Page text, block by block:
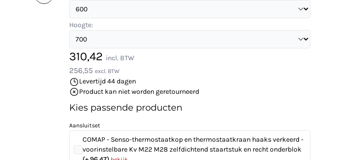
Hoogte:
310,42 incl. BTW
256,55 excl. BTW
Levertijd 44 dagen
Product kan niet worden geretourneerd
Kies passende producten
Aansluitset
COMAP - Senso-thermostaatkop en thermostaatkraan haaks verkeerd -
voorinstelbare Kv M22 M28 zelfdichtend staartstuk en recht onderblok